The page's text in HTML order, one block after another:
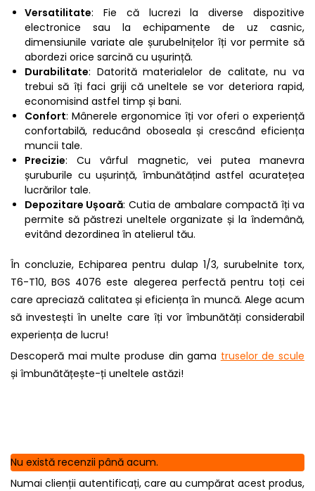
Versatilitate: Fie că lucrezi la diverse dispozitive
electronice sau la echipamente de uz casnic,
dimensiunile variate ale șurubelnițelor îți vor permite să
abordezi orice sarcină cu ușurință.
Durabilitate: Datorită materialelor de calitate, nu va
trebui să îți faci griji că uneltele se vor deteriora rapid,
economisind astfel timp și bani.
Confort: Mânerele ergonomice îți vor oferi o experiență
confortabilă, reducând oboseala și crescând eficiența
muncii tale.
Precizie: Cu vârful magnetic, vei putea manevra
șuruburile cu ușurință, îmbunătățind astfel acuratețea
lucrărilor tale.
Depozitare Ușoară: Cutia de ambalare compactă îți va
permite să păstrezi uneltele organizate și la îndemână,
evitând dezordinea în atelierul tău.
În concluzie, Echiparea pentru dulap 1/3, surubelnite torx,
T6-T10, BGS 4076 este alegerea perfectă pentru toți cei
care apreciază calitatea și eficiența în muncă. Alege acum
să investești în unelte care îți vor îmbunătăți considerabil
experiența de lucru!
Descoperă mai multe produse din gama truselor de scule
și îmbunătățește-ți uneltele astăzi!
Nu există recenzii până acum.
Numai clienții autentificați, care au cumpărat acest produs,